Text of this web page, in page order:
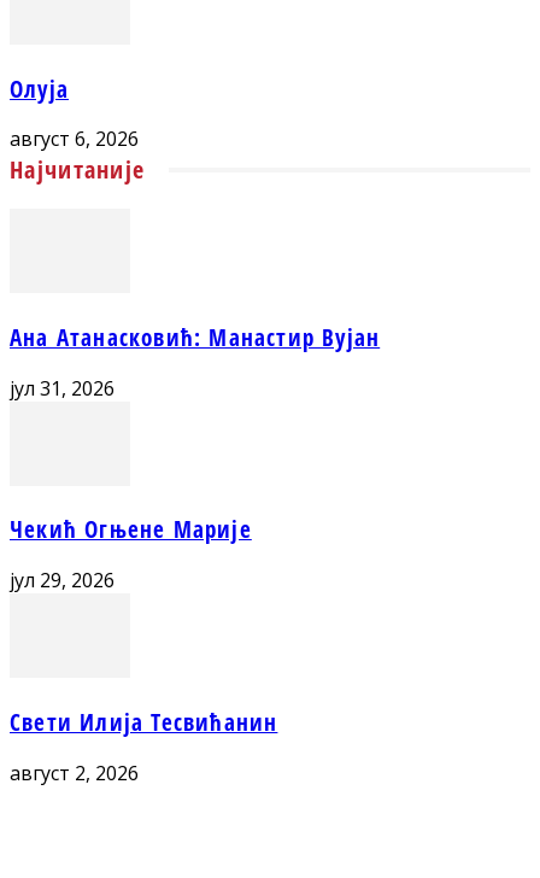
Олуја
август 6, 2026
Најчитаније
Ана Атанасковић: Манастир Вујан
јул 31, 2026
Чекић Огњене Марије
јул 29, 2026
Свети Илија Тесвићанин
август 2, 2026